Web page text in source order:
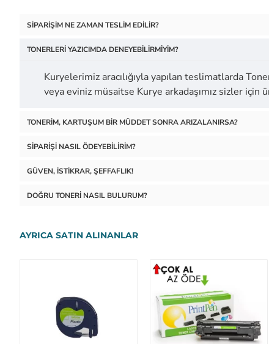
SIPARIŞIM NE ZAMAN TESLIM EDILIR?
TONERLERI YAZICIMDA DENEYEBILIRMIYIM?
Kuryelerimiz aracılığıyla yapılan teslimatlarda
veya eviniz müsaitse Kurye arkadaşımız sizler
TONERIM, KARTUŞUM BIR MÜDDET SONRA ARIZALANIRSA?
SIPARIŞI NASIL ÖDEYEBILIRIM?
GÜVEN, İSTIKRAR, ŞEFFAFLIK!
DOĞRU TONERI NASIL BULURUM?
AYRICA SATIN ALINANLAR